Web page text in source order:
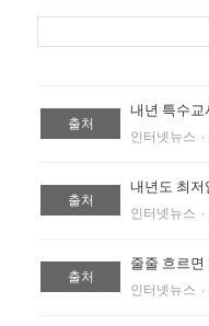
출처
인터넷뉴스 ‧
출처
인터넷뉴스 ‧
출처
인터넷뉴스 ‧